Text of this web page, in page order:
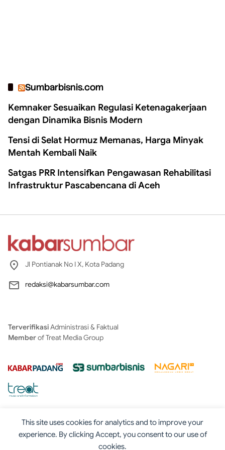
This site uses cookies for analytics and to improve your
experience. By clicking Accept, you consent to our use of
cookies.
Sumbarbisnis.com
Kemnaker Sesuaikan Regulasi Ketenagakerjaan
dengan Dinamika Bisnis Modern
Tensi di Selat Hormuz Memanas, Harga Minyak
Mentah Kembali Naik
Satgas PRR Intensifkan Pengawasan Rehabilitasi
Infrastruktur Pascabencana di Aceh
Jl Pontianak No I X, Kota Padang
redaksi@kabarsumbar.com
TerverifikasiAdministrasi & Faktual
Memberof Treat Media Group